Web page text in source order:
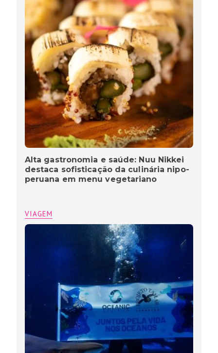
Alta gastronomia e saúde: Nuu Nikkei
destaca sofisticação da culinária nipo-
peruana em menu vegetariano
VIAGEM